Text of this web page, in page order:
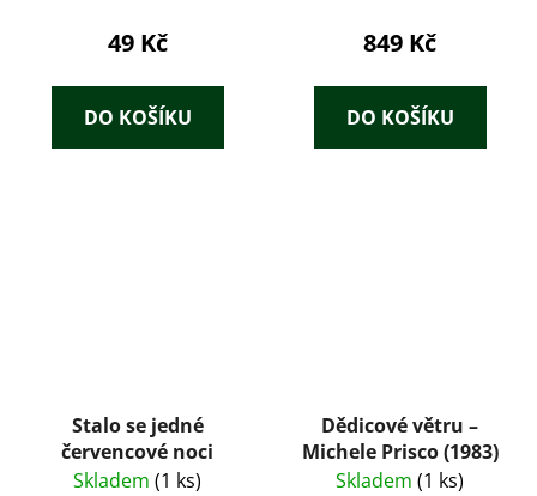
49 Kč
DO KOŠÍKU
849 Kč
DO KOŠÍKU
Stalo se jedné
červencové noci
Skladem (1 ks)
Dědicové větru –
Michele Prisco (1983)
Skladem (1 ks)